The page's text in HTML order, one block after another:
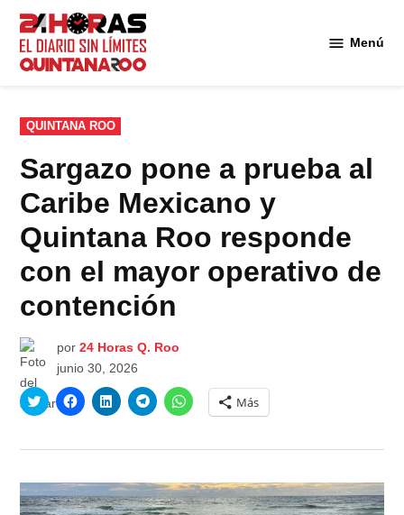
Saltar
contenido
Menú
PUBLICADO
EN
QUINTANA ROO
Sargazo pone a prueba al
Caribe Mexicano y
Quintana Roo responde
con el mayor operativo de
contención
por 24 Horas Q. Roo
junio 30, 2026
Haz
clic
en
abre
en
una
Haz
clic
en
abre
en
una
Haz
clic
en
abre
en
una
Haz
clic
en
abre
en
una
Haz
clic
para
en
abre
en
una
Más